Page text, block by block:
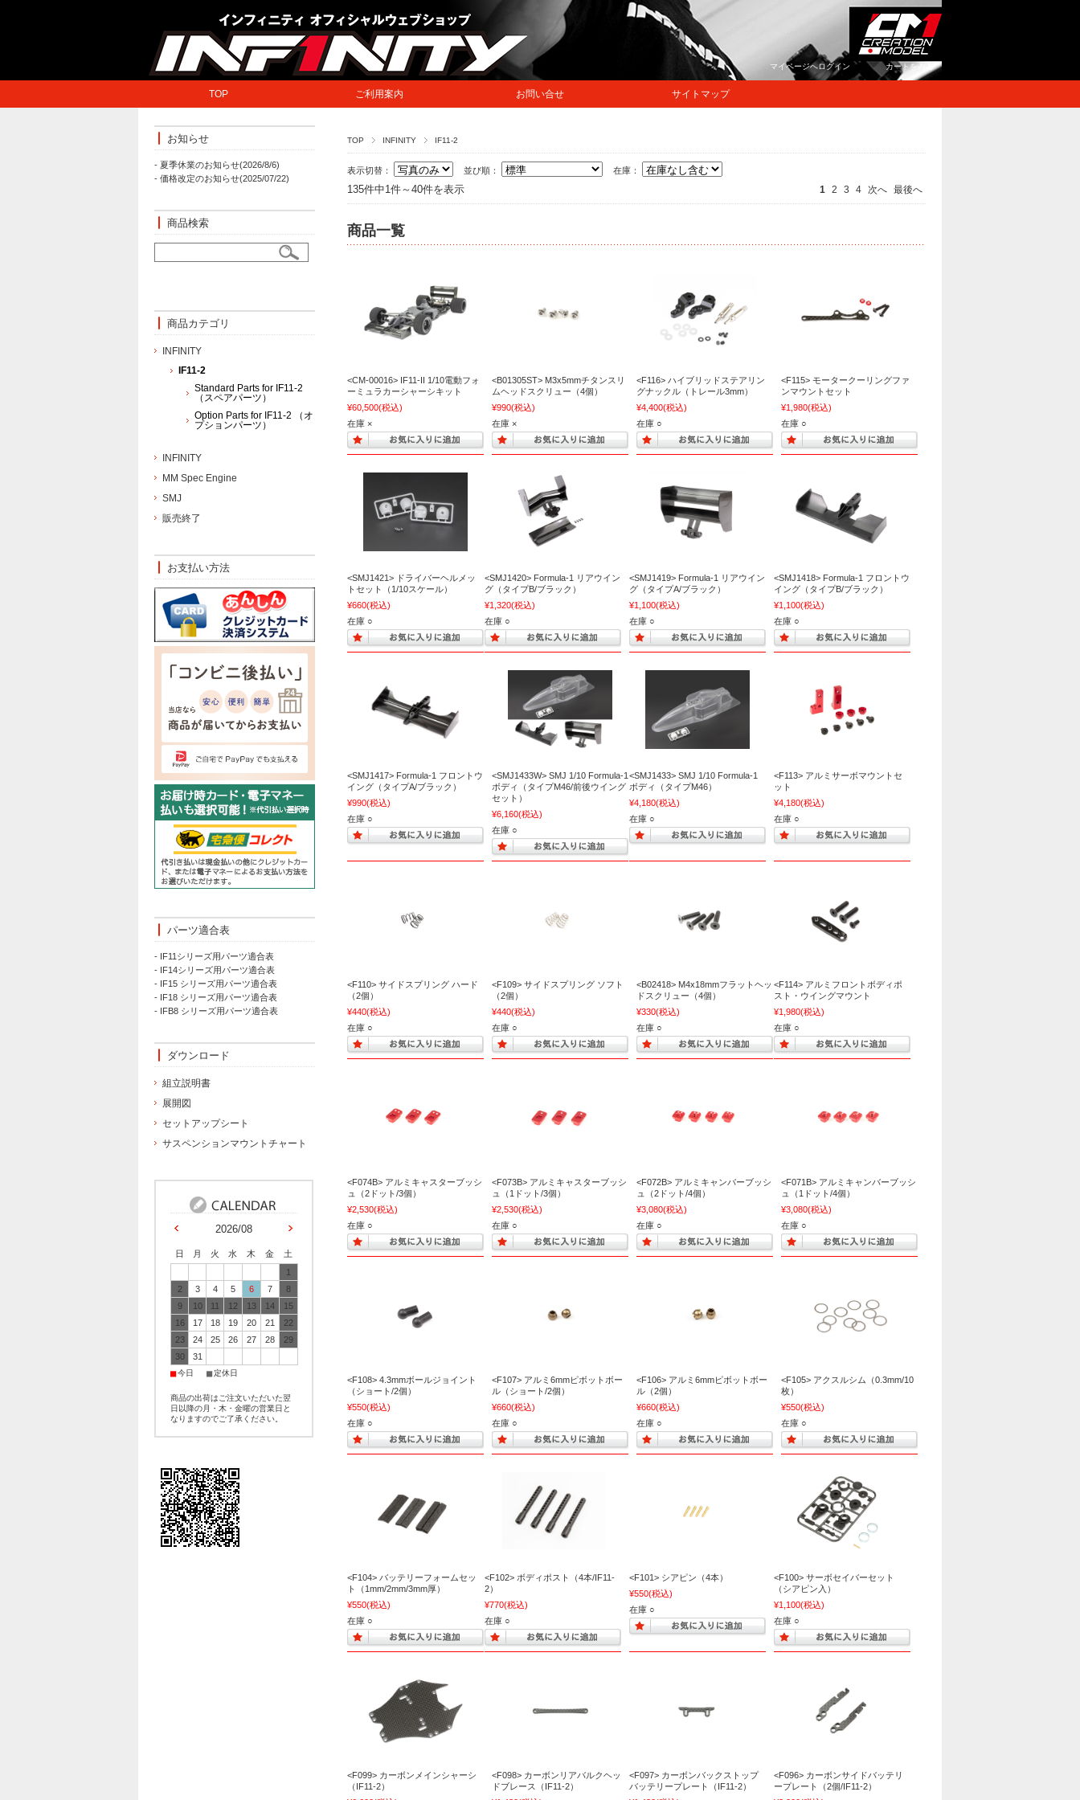
マイページへログイン カートをみる
TOP ご利用案内 お問い合せ サイトマップ
TOP INFINITY IF11-2
表示切替： 並び順： 在庫：
135件中1件～40件を表示 1 2 3 4 次へ 最後へ
商品一覧
<CM-00016> IF11-II 1/10電動フォ
ーミュラカーシャーシキット
¥60,500(税込)
在庫 ×
<B01305ST> M3x5mmチタンスリ
ムヘッドスクリュー（4個）
¥990(税込)
在庫 ×
<F116> ハイブリッドステアリン
グナックル（トレール3mm）
¥4,400(税込)
在庫 ○
<F115> モータークーリングファ
ンマウントセット
¥1,980(税込)
在庫 ○
<SMJ1421> ドライバーヘルメッ
トセット（1/10スケール）
¥660(税込)
在庫 ○
<SMJ1420> Formula-1 リアウイン
グ（タイプB/ブラック）
¥1,320(税込)
在庫 ○
<SMJ1419> Formula-1 リアウイン
グ（タイプA/ブラック）
¥1,100(税込)
在庫 ○
<SMJ1418> Formula-1 フロントウ
イング（タイプB/ブラック）
¥1,100(税込)
在庫 ○
<SMJ1417> Formula-1 フロントウ
イング（タイプA/ブラック）
¥990(税込)
在庫 ○
<SMJ1433W> SMJ 1/10 Formula-1
ボディ（タイプM46/前後ウイング
セット）
¥6,160(税込)
在庫 ○
<SMJ1433> SMJ 1/10 Formula-1
ボディ（タイプM46）
¥4,180(税込)
在庫 ○
<F113> アルミサーボマウントセ
ット
¥4,180(税込)
在庫 ○
<F110> サイドスプリング ハード
（2個）
¥440(税込)
在庫 ○
<F109> サイドスプリング ソフト
（2個）
¥440(税込)
在庫 ○
<B02418> M4x18mmフラットヘッ
ドスクリュー（4個）
¥330(税込)
在庫 ○
<F114> アルミフロントボディポ
スト・ウイングマウント
¥1,980(税込)
在庫 ○
<F074B> アルミキャスターブッシ
ュ（2ドット/3個）
¥2,530(税込)
在庫 ○
<F073B> アルミキャスターブッシ
ュ（1ドット/3個）
¥2,530(税込)
在庫 ○
<F072B> アルミキャンバーブッシ
ュ（2ドット/4個）
¥3,080(税込)
在庫 ○
<F071B> アルミキャンバーブッシ
ュ（1ドット/4個）
¥3,080(税込)
在庫 ○
<F108> 4.3mmボールジョイント
（ショート/2個）
¥550(税込)
在庫 ○
<F107> アルミ6mmピボットボー
ル（ショート/2個）
¥660(税込)
在庫 ○
<F106> アルミ6mmピボットボー
ル（2個）
¥660(税込)
在庫 ○
<F105> アクスルシム（0.3mm/10
枚）
¥550(税込)
在庫 ○
<F104> バッテリーフォームセッ
ト（1mm/2mm/3mm厚）
¥550(税込)
在庫 ○
<F102> ボディポスト（4本/IF11-
2）
¥770(税込)
在庫 ○
<F101> シアピン（4本）
¥550(税込)
在庫 ○
<F100> サーボセイバーセット
（シアピン入）
¥1,100(税込)
在庫 ○
<F099> カーボンメインシャーシ
（IF11-2）
<F098> カーボンリアバルクヘッ
ドブレース（IF11-2）
<F097> カーボンバックストップ
バッテリープレート（IF11-2）
<F096> カーボンサイドバッテリ
ープレート（2個/IF11-2）
お知らせ
- 夏季休業のお知らせ(2026/8/6)
- 価格改定のお知らせ(2025/07/22)
商品検索
商品カテゴリ
INFINITY
IF11-2
Standard Parts for IF11-2
（スペアパーツ）
Option Parts for IF11-2 （オ
プションパーツ）
INFINITY
MM Spec Engine
SMJ
販売終了
お支払い方法
パーツ適合表
- IF11シリーズ用パーツ適合表
- IF14シリーズ用パーツ適合表
- IF15 シリーズ用パーツ適合表
- IF18 シリーズ用パーツ適合表
- IFB8 シリーズ用パーツ適合表
ダウンロード
組立説明書
展開図
セットアップシート
サスペンションマウントチャート
2026/08
日 月 火 水 木 金
土
1
2
3 4 5 6 7
8
9
10 11 12 13 14
15
16
17 18 19 20 21
22
23
24 25 26 27 28
29
30
31
■今日 ■定休日
商品の出荷はご注文いただいた翌
日以降の月・木・金曜の営業日と
なりますのでご了承ください。